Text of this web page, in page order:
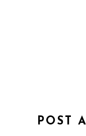
POST